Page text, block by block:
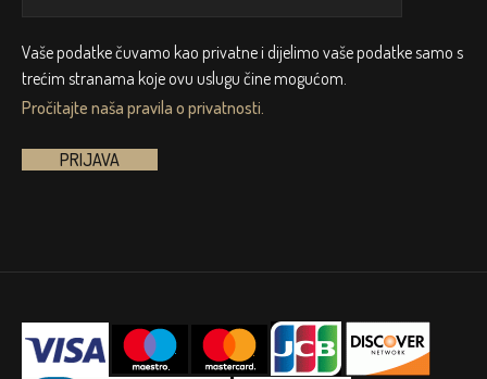
Vaše podatke čuvamo kao privatne i dijelimo vaše podatke samo s
trećim stranama koje ovu uslugu čine mogućom.
Pročitajte naša pravila o privatnosti.